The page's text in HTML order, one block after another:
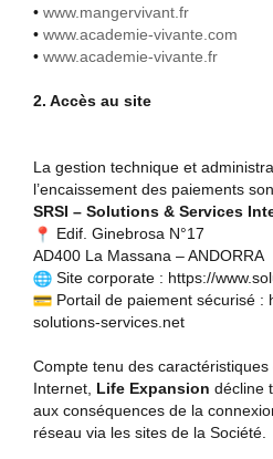
• www.mangervivant.fr
• www.academie-vivante.com
• www.academie-vivante.fr
2. Accès au site
La gestion technique et
l’encaissement des paiements
SRSI – Solutions & Services
Edif. Ginebrosa N°17
AD400 La Massana – ANDORRA
Site corporate : https://
Portail de paiement sécurisé :
solutions-services.net
Compte tenu des
Internet, Life Expansion décline
aux conséquences de la
réseau via les sites de la Société.